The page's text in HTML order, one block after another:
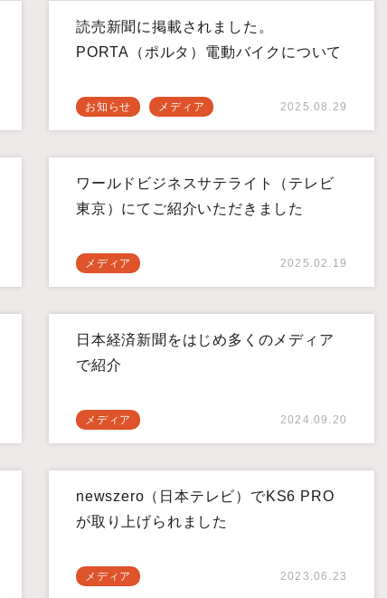
読売新聞に掲載されました。
PORTA（ポルタ）電動バイクについて
お知らせ メディア 2025.08.29
ワールドビジネスサテライト（テレビ
東京）にてご紹介いただきました
メディア 2025.02.19
日本経済新聞をはじめ多くのメディア
で紹介
メディア 2024.09.20
newszero（日本テレビ）でKS6 PRO
が取り上げられました
メディア 2023.06.23